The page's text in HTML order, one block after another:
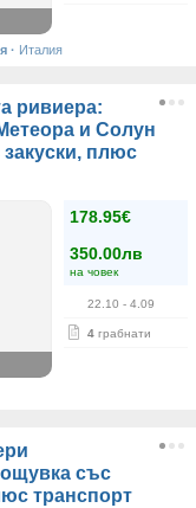
· Италия
ривиера:
и Солун
плюс
178.95€
350.00лв
на човек
22.10 - 4.09
4 грабнати
със
транспорт